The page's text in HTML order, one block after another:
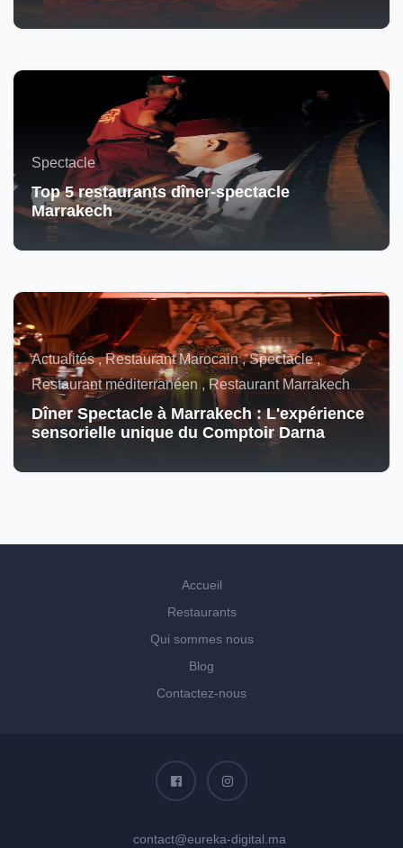
Spectacle
Top 5 restaurants dîner-spectacle
Marrakech
Actualités , Restaurant Marocain , Spectacle ,
Restaurant méditerranéen , Restaurant Marrakech
Dîner Spectacle à Marrakech : L'expérience
sensorielle unique du Comptoir Darna
Accueil
Restaurants
Qui sommes nous
Blog
Contactez-nous
contact@eureka-digital.ma